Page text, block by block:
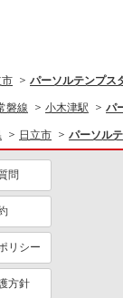
市 パーソルテンプス
磐線 小木津駅 パ
日立市 パーソル
問
リシー
方針